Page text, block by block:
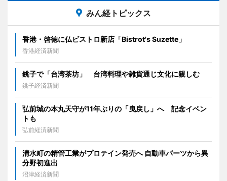
みん経トピックス
香港・啓徳に仏ビストロ新店「Bistrot's Suzette」
香港経済新聞
銚子で「台湾茶坊」 台湾料理や雑貨通じ文化に親しむ
銚子経済新聞
弘前城の本丸天守が11年ぶりの「曳戻し」へ 記念イベン
トも
弘前経済新聞
清水町の精管工業がプロテイン発売へ 自動車パーツから異
分野初進出
沼津経済新聞